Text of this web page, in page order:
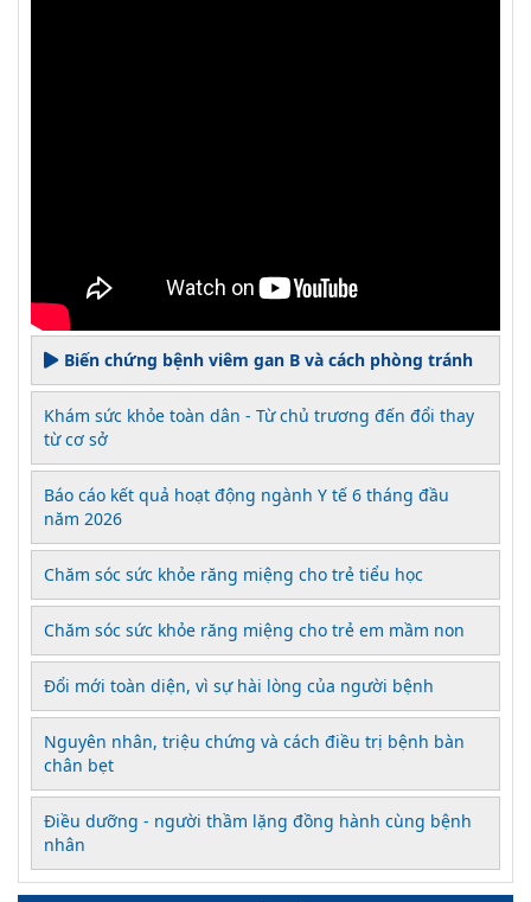
Biến chứng bệnh viêm gan B và cách phòng tránh
Khám sức khỏe toàn dân - Từ chủ trương đến đổi thay
từ cơ sở
Báo cáo kết quả hoạt động ngành Y tế 6 tháng đầu
năm 2026
Chăm sóc sức khỏe răng miệng cho trẻ tiểu học
Chăm sóc sức khỏe răng miệng cho trẻ em mầm non
Đổi mới toàn diện, vì sự hài lòng của người bệnh
Nguyên nhân, triệu chứng và cách điều trị bệnh bàn
chân bẹt
Điều dưỡng - người thầm lặng đồng hành cùng bệnh
nhân